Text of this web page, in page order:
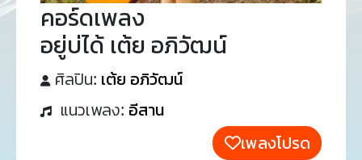
คอร์ดเพลง
อยู่บ่ได้ เต้ย อภิวัฒน์
ศิลปิน: เต้ย อภิวัฒน์
แนวเพลง: อีสาน
เพลงโปรด